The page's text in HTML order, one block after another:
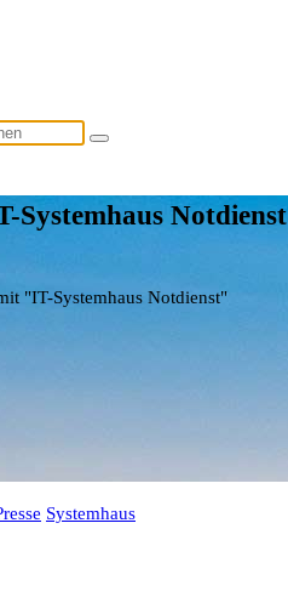
Systemhaus Notdienst
"IT-Systemhaus Notdienst"
Systemhaus